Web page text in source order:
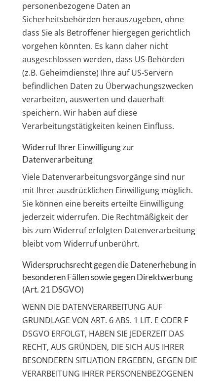
personenbezogene Daten an
Sicherheitsbehörden herauszugeben, ohne
dass Sie als Betroffener hiergegen gerichtlich
vorgehen könnten. Es kann daher nicht
ausgeschlossen werden, dass US-Behörden
(z.B. Geheimdienste) Ihre auf US-Servern
befindlichen Daten zu Überwachungszwecken
verarbeiten, auswerten und dauerhaft
speichern. Wir haben auf diese
Verarbeitungstätigkeiten keinen Einfluss.
Widerruf Ihrer Einwilligung zur
Datenverarbeitung
Viele Datenverarbeitungsvorgänge sind nur
mit Ihrer ausdrücklichen Einwilligung möglich.
Sie können eine bereits erteilte Einwilligung
jederzeit widerrufen. Die Rechtmäßigkeit der
bis zum Widerruf erfolgten Datenverarbeitung
bleibt vom Widerruf unberührt.
Widerspruchsrecht gegen die Datenerhebung in
besonderen Fällen sowie gegen Direktwerbung
(Art. 21 DSGVO)
WENN DIE DATENVERARBEITUNG AUF
GRUNDLAGE VON ART. 6 ABS. 1 LIT. E ODER F
DSGVO ERFOLGT, HABEN SIE JEDERZEIT DAS
RECHT, AUS GRÜNDEN, DIE SICH AUS IHRER
BESONDEREN SITUATION ERGEBEN, GEGEN DIE
VERARBEITUNG IHRER PERSONENBEZOGENEN